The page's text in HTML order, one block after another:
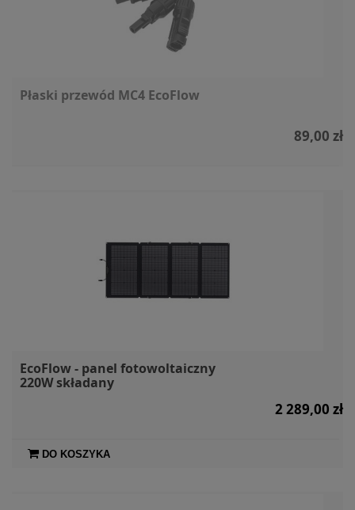
Płaski przewód MC4 EcoFlow
89,00 zł
EcoFlow - panel fotowoltaiczny
220W składany
2 289,00 zł
DO KOSZYKA